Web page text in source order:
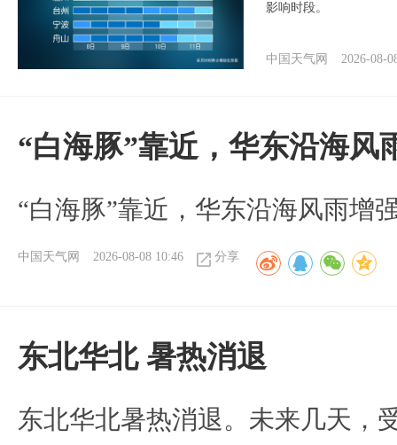
影响时段。
中国天气网 2026-08-
“白海豚”靠近，华东沿海风
“白海豚”靠近，华东沿海风雨增
中国天气网 2026-08-08 10:46 分享
​东北华北 暑热消退
东北华北暑热消退。未来几天，